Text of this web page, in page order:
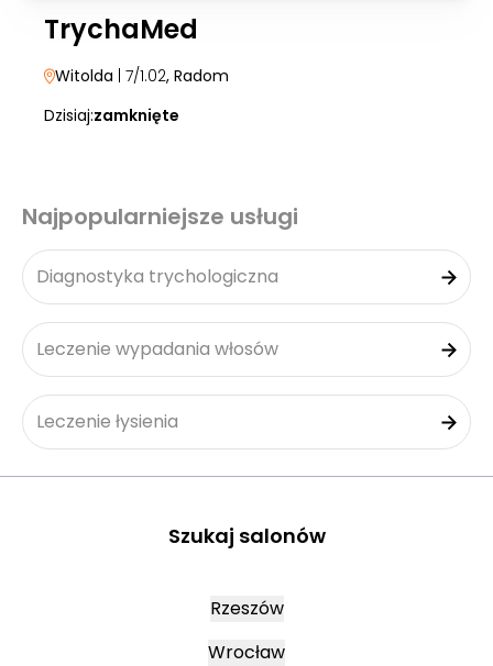
TrychaMed
Witolda | 7/1.02, Radom
Dzisiaj:zamknięte
Najpopularniejsze usługi
Diagnostyka trychologiczna
Leczenie wypadania włosów
Leczenie łysienia
Szukaj salonów
Rzeszów
Wrocław